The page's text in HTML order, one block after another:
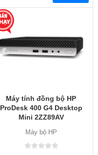
Máy tính đồng bộ HP
ProDesk 400 G4 Desktop
Mini 2ZZ89AV
Máy bộ HP